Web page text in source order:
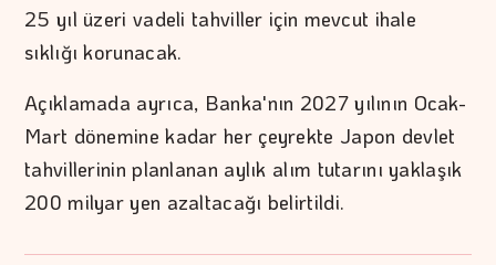
25 yıl üzeri vadeli tahviller için mevcut ihale
sıklığı korunacak.
Açıklamada ayrıca, Banka'nın 2027 yılının Ocak-
Mart dönemine kadar her çeyrekte Japon devlet
tahvillerinin planlanan aylık alım tutarını yaklaşık
200 milyar yen azaltacağı belirtildi.